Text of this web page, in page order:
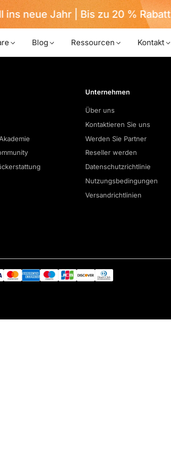
ins neue Jahr | Bis zu 20 % Rabatt
Blog Ressourcen Kontakt
Unternehmen
Über uns
Kontaktieren Sie uns
Werden Sie Partner
Reseller werden
Datenschutzrichtlinie
Nutzungsbedingungen
Versandrichtlinien